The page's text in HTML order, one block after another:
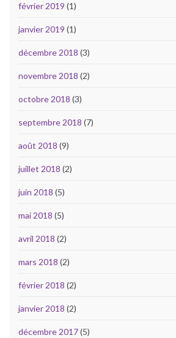
février 2019 (1)
janvier 2019 (1)
décembre 2018 (3)
novembre 2018 (2)
octobre 2018 (3)
septembre 2018 (7)
août 2018 (9)
juillet 2018 (2)
juin 2018 (5)
mai 2018 (5)
avril 2018 (2)
mars 2018 (2)
février 2018 (2)
janvier 2018 (2)
décembre 2017(5)